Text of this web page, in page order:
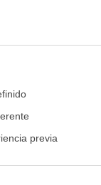
previa